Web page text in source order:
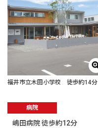
福井市立木田小学校 徒歩約14分
病院
嶋田病院 徒歩約12分